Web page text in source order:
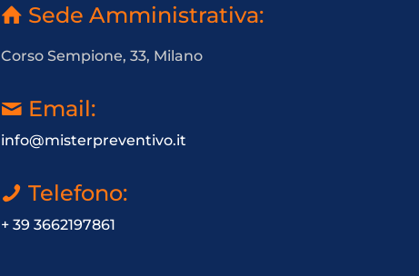
Sede Amministrativa:
Corso Sempione, 33, Milano
Email:
info@misterpreventivo.it
Telefono:
+ 39 3662197861